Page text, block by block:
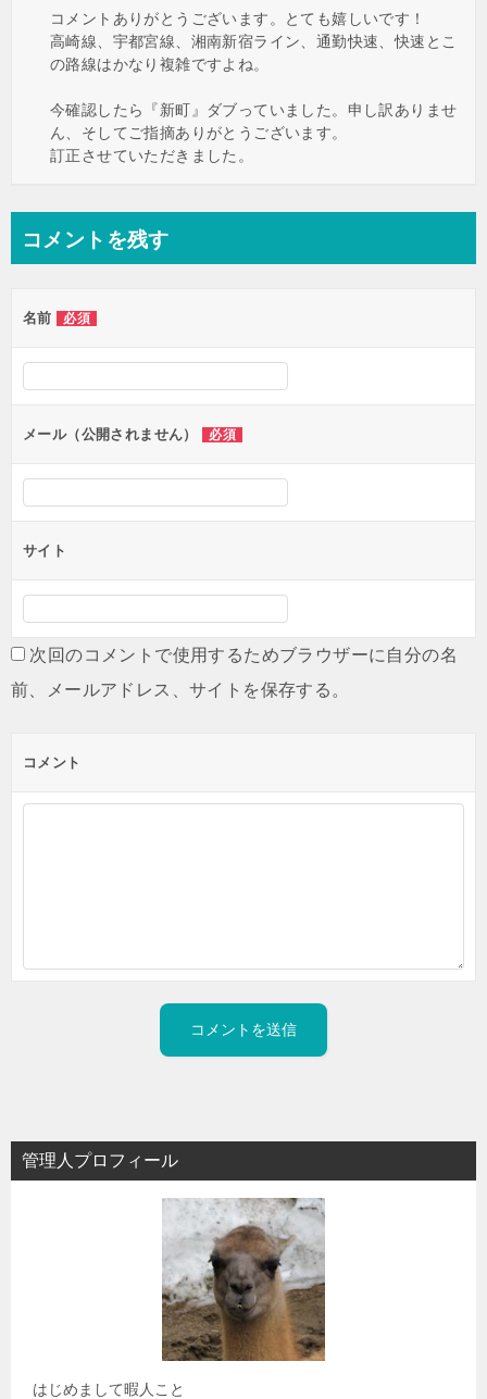
コメントありがとうございます。とても嬉しいです！
高崎線、宇都宮線、湘南新宿ライン、通勤快速、快速とこ
の路線はかなり複雑ですよね。
今確認したら『新町』ダブっていました。申し訳ありませ
ん、そしてご指摘ありがとうございます。
訂正させていただきました。
コメントを残す
名前 必須
メール（公開されません） 必須
サイト
次回のコメントで使用するためブラウザーに自分の名
前、メールアドレス、サイトを保存する。
コメント
管理人プロフィール
はじめまして暇人こと